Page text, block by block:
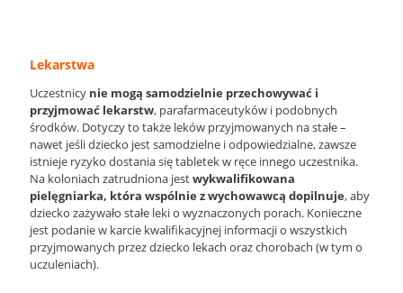
Lekarstwa
Uczestnicy nie mogą samodzielnie przechowywać i
przyjmować lekarstw, parafarmaceutyków i podobnych
środków. Dotyczy to także leków przyjmowanych na stałe –
nawet jeśli dziecko jest samodzielne i odpowiedzialne, zawsze
istnieje ryzyko dostania się tabletek w ręce innego uczestnika.
Na koloniach zatrudniona jestwykwalifikowana
pielęgniarka, która wspólnie z wychowawcą dopilnuje, aby
dziecko zażywało stałe leki o wyznaczonych porach. Konieczne
jest podanie w karcie kwalifikacyjnej informacji o wszystkich
przyjmowanych przez dziecko lekach oraz chorobach (w tym o
uczuleniach).